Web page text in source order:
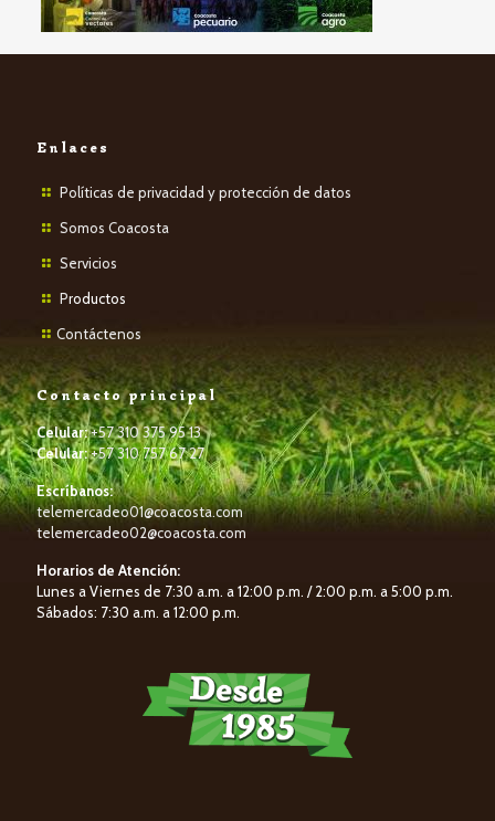
Enlaces
Políticas de privacidad y protección de datos
Somos Coacosta
Servicios
Productos
Contáctenos
Contacto principal
Celular:+57 310 375 95 13
Celular:+57 310 757 67 27
Escríbanos:
telemercadeo01@coacosta.com
telemercadeo02@coacosta.com
Horarios de Atención:
Lunes a Viernes de 7:30 a.m. a 12:00 p.m. / 2:00 p.m. a 5:00 p.m.
Sábados: 7:30 a.m. a 12:00 p.m.